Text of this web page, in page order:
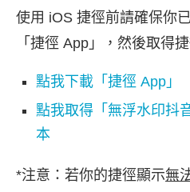
使用 iOS 捷徑前請確保你
「捷徑 App」，然後取得
點我下載「捷徑 App」
點我取得「無浮水印抖
本
*注意：若你的捷徑顯示無